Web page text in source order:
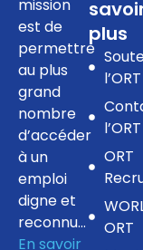
mission
est de
permettre
au plus
grand
nombre
d’accéder
à un
emploi
digne et
reconnu…
En savoir
plus
l’ORT
l’ORT
ORT
ORT